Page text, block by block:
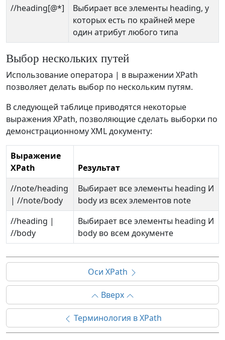
//heading[@*]
Выбирает все элементы heading, у
которых есть по крайней мере
один атрибут любого типа
Выбор нескольких путей
Использование оператора | в выражении XPath
позволяет делать выбор по нескольким путям.
В следующей таблице приводятся некоторые
выражения XPath, позволяющие сделать выборки по
демонстрационному XML документу:
Выражение
XPath
Результат
//note/heading
| //note/body
Выбирает все элементы heading И
body из всех элементов note
//heading |
//body
Выбирает все элементы heading И
body во всем документе
Оси XPath
Вверх
Терминология в XPath